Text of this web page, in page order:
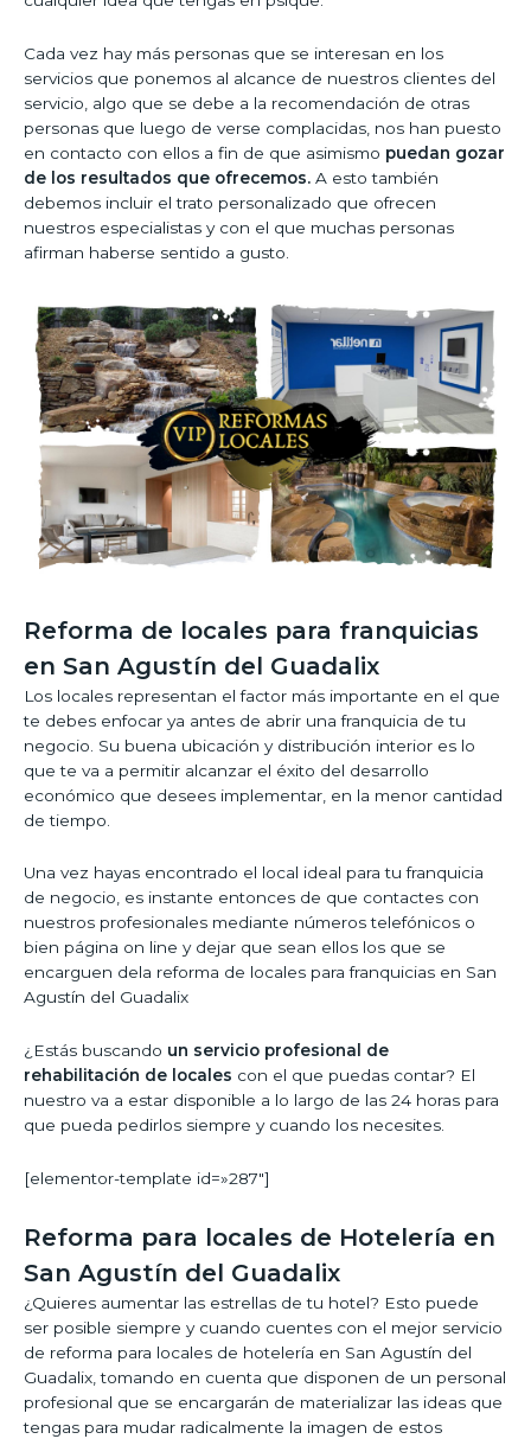
Cada vez hay más personas que se interesan en los
servicios que ponemos al alcance de nuestros clientes del
servicio, algo que se debe a la recomendación de otras
personas que luego de verse complacidas, nos han puesto
en contacto con ellos a fin de que asimismo puedan gozar
de los resultados que ofrecemos. A esto también
debemos incluir el trato personalizado que ofrecen
nuestros especialistas y con el que muchas personas
afirman haberse sentido a gusto.
Reforma de locales para franquicias
en San Agustín del Guadalix
Los locales representan el factor más importante en el que
te debes enfocar ya antes de abrir una franquicia de tu
negocio. Su buena ubicación y distribución interior es lo
que te va a permitir alcanzar el éxito del desarrollo
económico que desees implementar, en la menor cantidad
de tiempo.
Una vez hayas encontrado el local ideal para tu franquicia
de negocio, es instante entonces de que contactes con
nuestros profesionales mediante números telefónicos o
bien página on line y dejar que sean ellos los que se
encarguen dela reforma de locales para franquicias en San
Agustín del Guadalix
¿Estás buscando un servicio profesional de
rehabilitación de locales con el que puedas contar? El
nuestro va a estar disponible a lo largo de las 24 horas para
que pueda pedirlos siempre y cuando los necesites.
[elementor-template id=»287″]
Reforma para locales de Hotelería en
San Agustín del Guadalix
¿Quieres aumentar las estrellas de tu hotel? Esto puede
ser posible siempre y cuando cuentes con el mejor servicio
de reforma para locales de hotelería en San Agustín del
Guadalix, tomando en cuenta que disponen de un personal
profesional que se encargarán de materializar las ideas que
tengas para mudar radicalmente la imagen de estos